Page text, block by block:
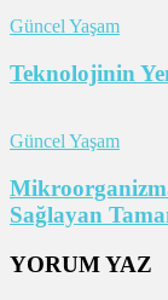
Güncel Yaşam
Teknolojinin
Güncel Yaşam
Sağlayan
YORUM YAZ